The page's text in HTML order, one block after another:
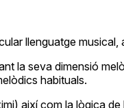
llenguatge
la seva dimensió
habituals.
així com la lògica de